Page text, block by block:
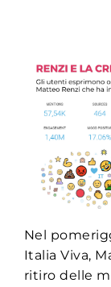
Nel
Italia Viva,
ritiro delle